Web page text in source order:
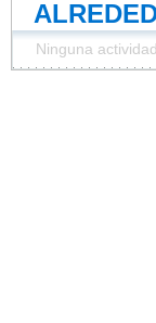
Ninguna